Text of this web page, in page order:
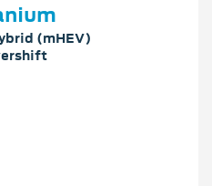
(mHEV)